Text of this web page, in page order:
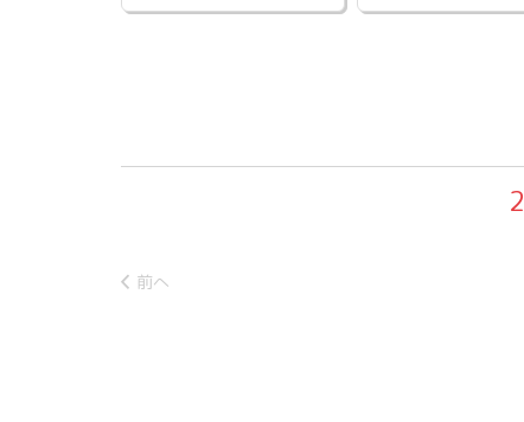
2
前へ